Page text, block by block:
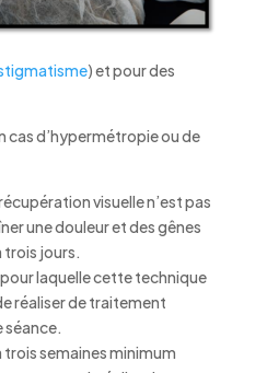
) et pour des
cas d’hypermétropie ou de
visuelle n’est pas
une douleur et des gênes
trois jours.
laquelle cette technique
réaliser de traitement
séance.
trois semaines minimum